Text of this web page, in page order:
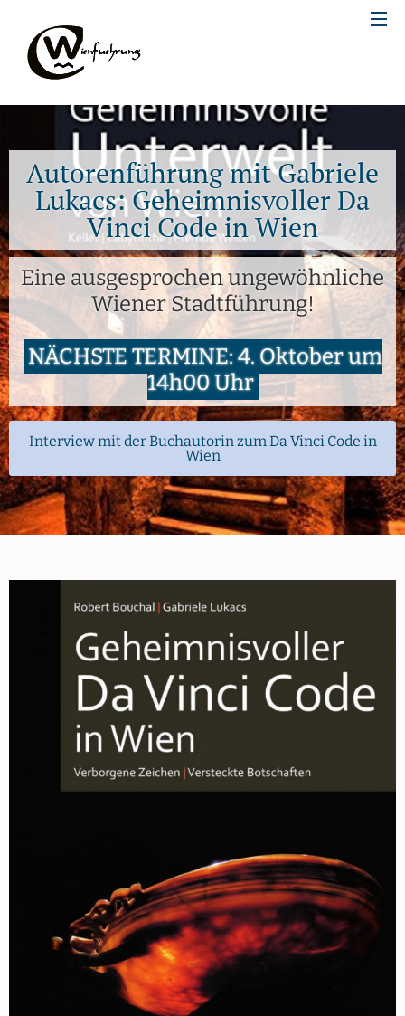
Autorenführung mit Gabriele
Lukacs: Geheimnisvoller Da
Vinci Code in Wien
Eine ausgesprochen ungewöhnliche
Wiener Stadtführung!
NÄCHSTE TERMINE: 4. Oktober um
14h00 Uhr
Interview mit der Buchautorin zum Da Vinci Code in
Wien